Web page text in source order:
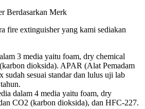
Berdasarkan Merk
fire extinguisher yang kami sediakan
3 media yaitu foam, dry chemical
dioksida). APAR (Alat Pemadam
sesuai standar dan lulus uji lab
dalam 4 media yaitu foam, dry
CO2 (karbon dioksida), dan HFC-227.